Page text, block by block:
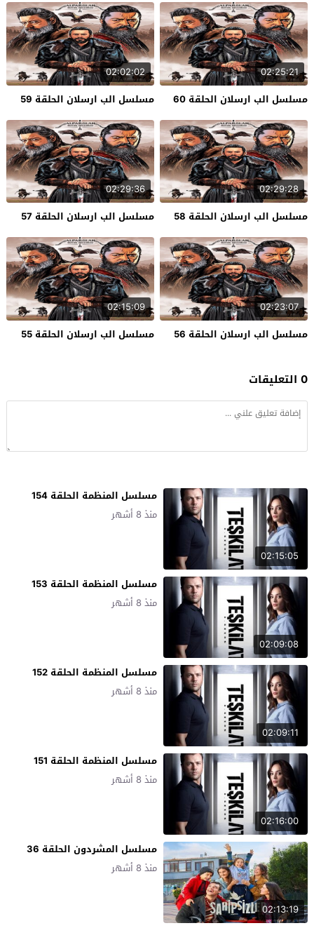
02:25:21
مسلسل الب ارسلان الحلقة 60
02:02:02
مسلسل الب ارسلان الحلقة 59
02:29:28
مسلسل الب ارسلان الحلقة 58
02:29:36
مسلسل الب ارسلان الحلقة 57
02:23:07
مسلسل الب ارسلان الحلقة 56
02:15:09
مسلسل الب ارسلان الحلقة 55
0 التعليقات
02:15:05
مسلسل المنظمة الحلقة 154
منذ 8 أشهر
02:09:08
مسلسل المنظمة الحلقة 153
منذ 8 أشهر
02:09:11
مسلسل المنظمة الحلقة 152
منذ 8 أشهر
02:16:00
مسلسل المنظمة الحلقة 151
منذ 8 أشهر
02:13:19
مسلسل المشردون الحلقة 36
منذ 8 أشهر